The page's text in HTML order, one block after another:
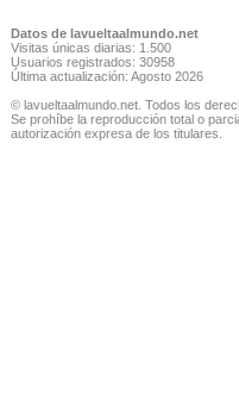
Datos de lavueltaalmundo.net
Visitas únicas diarias: 1.500
Usuarios registrados: 30958
Última actualización: Agosto 2026
© lavueltaalmundo.net. Todos los
Se prohíbe la reproducción total o
autorización expresa de los titulares.